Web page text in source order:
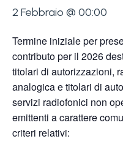
2 Febbraio @ 00:00
Termine iniziale per
contributo per il 2026
titolari di autorizzazioni,
analogica e titolari di
servizi radiofonici non
emittenti a carattere
criteri relativi: